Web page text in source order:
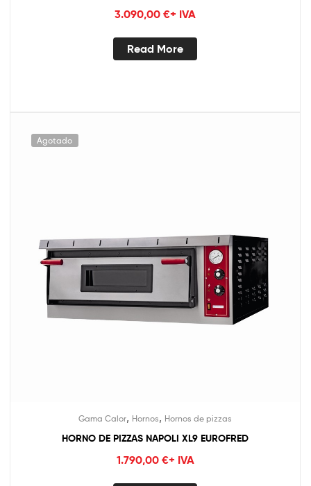
3.090,00 €+ IVA
Read More
Agotado
Gama Calor, Hornos, Hornos de pizzas
HORNO DE PIZZAS NAPOLI XL9 EUROFRED
1.790,00 €+ IVA